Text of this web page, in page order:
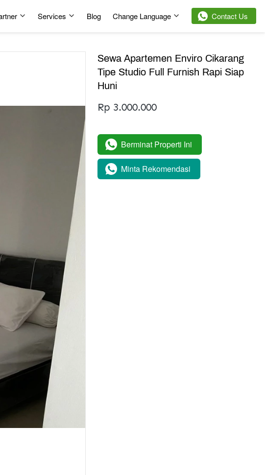
Services Blog Change Language ` Contact Us
Sewa Apartemen Enviro Cikarang
Tipe Studio Full Furnish Rapi Siap
Huni
Rp 3.000.000
` Berminat Properti Ini
` Minta Rekomendasi